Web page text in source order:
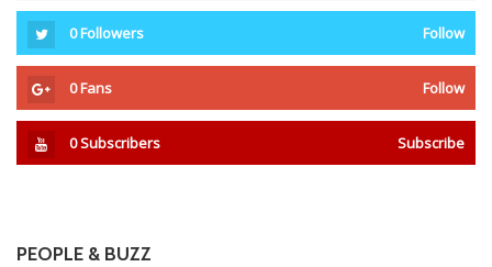
0Followers Follow
0Fans Follow
0Subscribers Subscribe
PEOPLE & BUZZ